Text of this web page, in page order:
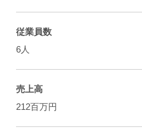
従業員数
6人
売上高
212百万円